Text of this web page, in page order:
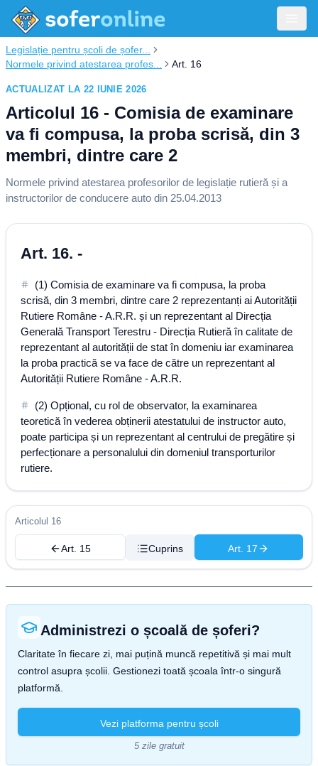
Legislație pentru școli de șofer...
Normele privind atestarea profes...
Art. 16
ACTUALIZAT LA 22 IUNIE 2026
Articolul 16 - Comisia de examinare
va fi compusa, la proba scrisă, din 3
membri, dintre care 2
Normele privind atestarea profesorilor de legislație rutieră și a
instructorilor de conducere auto din 25.04.2013
Art. 16. -
(1) Comisia de examinare va fi compusa, la proba
scrisă, din 3 membri, dintre care 2 reprezentanți ai Autorității
Rutiere Române - A.R.R. și un reprezentant al Direcția
Generală Transport Terestru - Direcția Rutieră în calitate de
reprezentant al autorității de stat în domeniu iar examinarea
la proba practică se va face de către un reprezentant al
Autorității Rutiere Române - A.R.R.
(2) Opțional, cu rol de observator, la examinarea
teoretică în vederea obținerii atestatului de instructor auto,
poate participa și un reprezentant al centrului de pregătire și
perfecționare a personalului din domeniul transporturilor
rutiere.
Articolul 16
Art. 15 Cuprins Art. 17
Administrezi o școală de șoferi?
Claritate în fiecare zi, mai puțină muncă repetitivă și mai mult
control asupra școlii. Gestionezi toată școala într-o singură
platformă.
Vezi platforma pentru școli
5 zile gratuit